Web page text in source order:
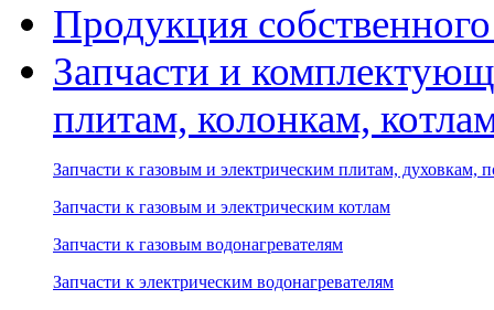
Продукция
Запчасти и
плитам, колонкам,
Запчасти к газовым и электрическим плитам, духовкам,
Запчасти к газовым и электрическим котлам
Запчасти к газовым водонагревателям
Запчасти к электрическим водонагревателям